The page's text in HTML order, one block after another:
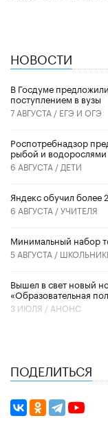
НОВОСТИ
В Госдуме
поступлением в вузы
7 АВГУСТА / ЕГЭ И ОГЭ
Роспотребнадзор
рыбой и водорослями
6 АВГУСТА / ДЕТИ
​Яндекс обучил более
6 АВГУСТА /УЧИТЕЛЯ
Минимальный набор
5 АВГУСТА /
Вышел в свет новый
«Образовательная
3 ИЮЛЯ / АНОНС
ПОДЕЛИТЬСЯ